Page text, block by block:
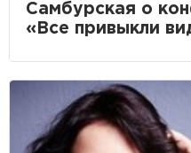
Самбурская о
«Все привыкли